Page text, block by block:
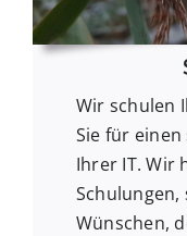
Wir schulen
Sie für
Ihrer IT. Wir
Wünschen,